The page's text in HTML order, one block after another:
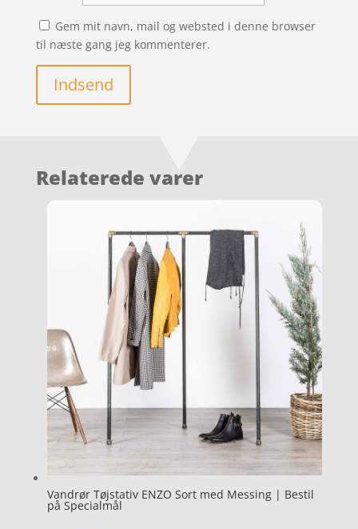
Gem mit navn, mail og websted i denne browser
til næste gang jeg kommenterer.
Indsend
Relaterede varer
Vandrør Tøjstativ ENZO Sort med Messing | Bestil
på Specialmål